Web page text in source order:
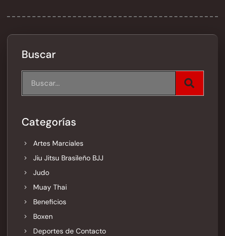
Buscar
Categorías
Artes Marciales
Jiu Jitsu Brasileño BJJ
Judo
Muay Thai
Beneficios
Boxen
Deportes de Contacto